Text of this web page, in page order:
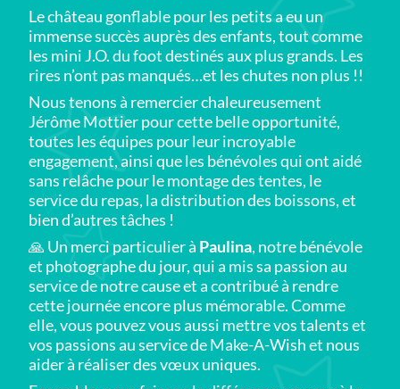
Le château gonflable pour les petits a eu un
immense succès auprès des enfants, tout comme
les mini J.O. du foot destinés aux plus grands. Les
rires n’ont pas manqués…et les chutes non plus !!
Nous tenons à remercier chaleureusement
Jérôme Mottier pour cette belle opportunité,
toutes les équipes pour leur incroyable
engagement, ainsi que les bénévoles qui ont aidé
sans relâche pour le montage des tentes, le
service du repas, la distribution des boissons, et
bien d’autres tâches !
🙏 Un merci particulier à Paulina, notre bénévole
et photographe du jour, qui a mis sa passion au
service de notre cause et a contribué à rendre
cette journée encore plus mémorable. Comme
elle, vous pouvez vous aussi mettre vos talents et
vos passions au service de Make-A-Wish et nous
aider à réaliser des vœux uniques.